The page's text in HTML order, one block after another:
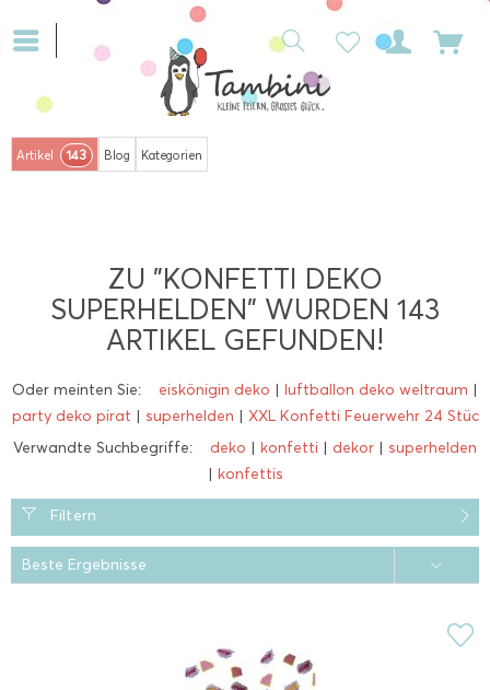
Artikel 143 Blog Kategorien
ZU "KONFETTI DEKO
SUPERHELDEN" WURDEN 143
ARTIKEL GEFUNDEN!
Oder meinten Sie: eiskönigin deko | luftballon deko weltraum |
party deko pirat | superhelden | XXL Konfetti Feuerwehr 24 Stüc
Verwandte Suchbegriffe:
deko | konfetti | dekor | superhelden
| konfettis
Filtern